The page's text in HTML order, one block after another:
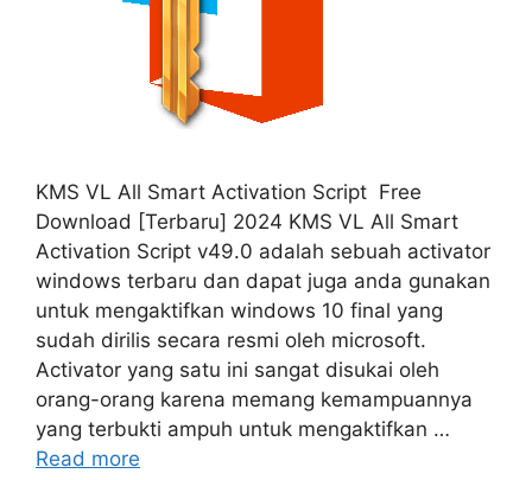
KMS VL All Smart Activation Script Free
Download [Terbaru] 2024 KMS VL All Smart
Activation Script v49.0 adalah sebuah activator
windows terbaru dan dapat juga anda gunakan
untuk mengaktifkan windows 10 final yang
sudah dirilis secara resmi oleh microsoft.
Activator yang satu ini sangat disukai oleh
orang-orang karena memang kemampuannya
yang terbukti ampuh untuk mengaktifkan …
Read more